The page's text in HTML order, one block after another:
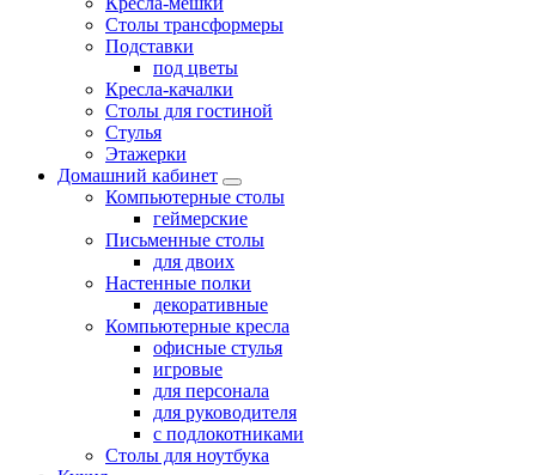
Столы трансформеры
Подставки
под цветы
Кресла-качалки
Столы для гостиной
Стулья
Этажерки
Домашний кабинет
Компьютерные столы
геймерские
Письменные столы
для двоих
Настенные полки
декоративные
Компьютерные кресла
офисные стулья
игровые
для персонала
для руководителя
с подлокотниками
Столы для ноутбука